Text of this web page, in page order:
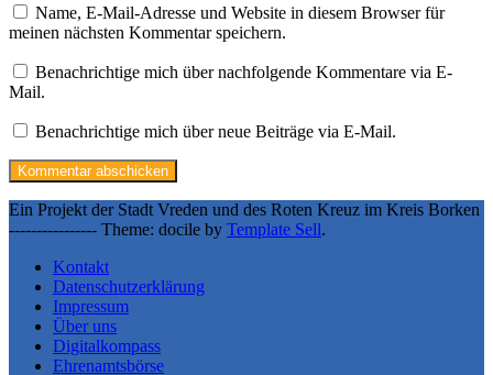
Name, E-Mail-Adresse und Website in diesem Browser für
meinen nächsten Kommentar speichern.
Benachrichtige mich über nachfolgende Kommentare via E-
Mail.
Benachrichtige mich über neue Beiträge via E-Mail.
Ein Projekt der Stadt Vreden und des Roten Kreuz im Kreis Borken
---------------- Theme: docile by Template Sell.
Kontakt
Datenschutzerklärung
Impressum
Über uns
Digitalkompass
Ehrenamtsbörse